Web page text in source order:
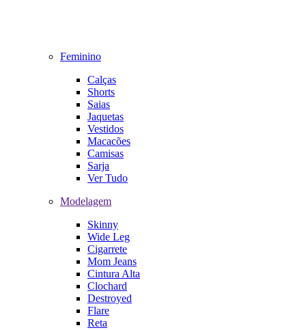
Feminino
Calças
Shorts
Saias
Jaquetas
Vestidos
Macacões
Camisas
Sarja
Ver Tudo
Modelagem
Skinny
Wide Leg
Cigarrete
Mom Jeans
Cintura Alta
Clochard
Destroyed
Flare
Reta